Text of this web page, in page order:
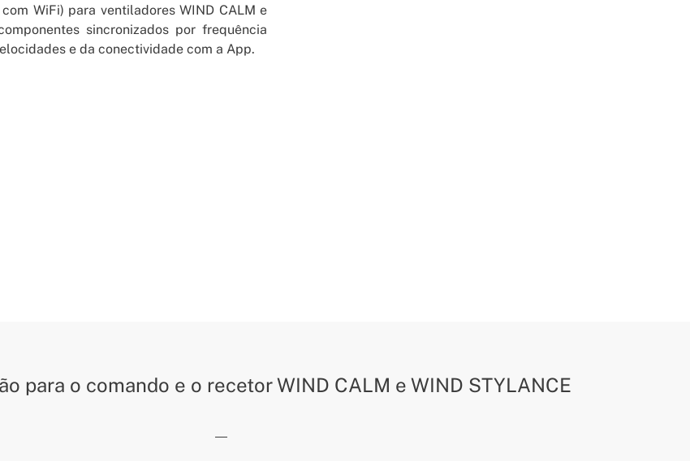
WiFi) para ventiladores WIND CALM e
sincronizados por frequência
e da conectividade com a App.
para o comando e o recetor WIND CALM e WIND STYLANCE